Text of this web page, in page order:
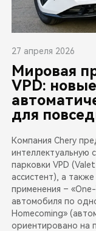
27 апреля 2026
Мировая
VPD:
для
Компания Chery
интеллектуальную
парковки VPD
ассистент), а
применения –
автомобиля по
Homecoming»
ориентировано на